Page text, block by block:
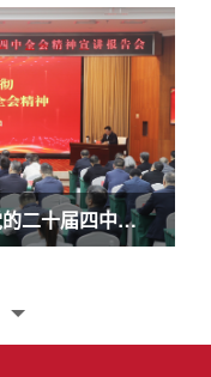
全市统一战线学习贯彻党的二十届四中全会精神宣讲报告会召开 商奎作宣讲报告